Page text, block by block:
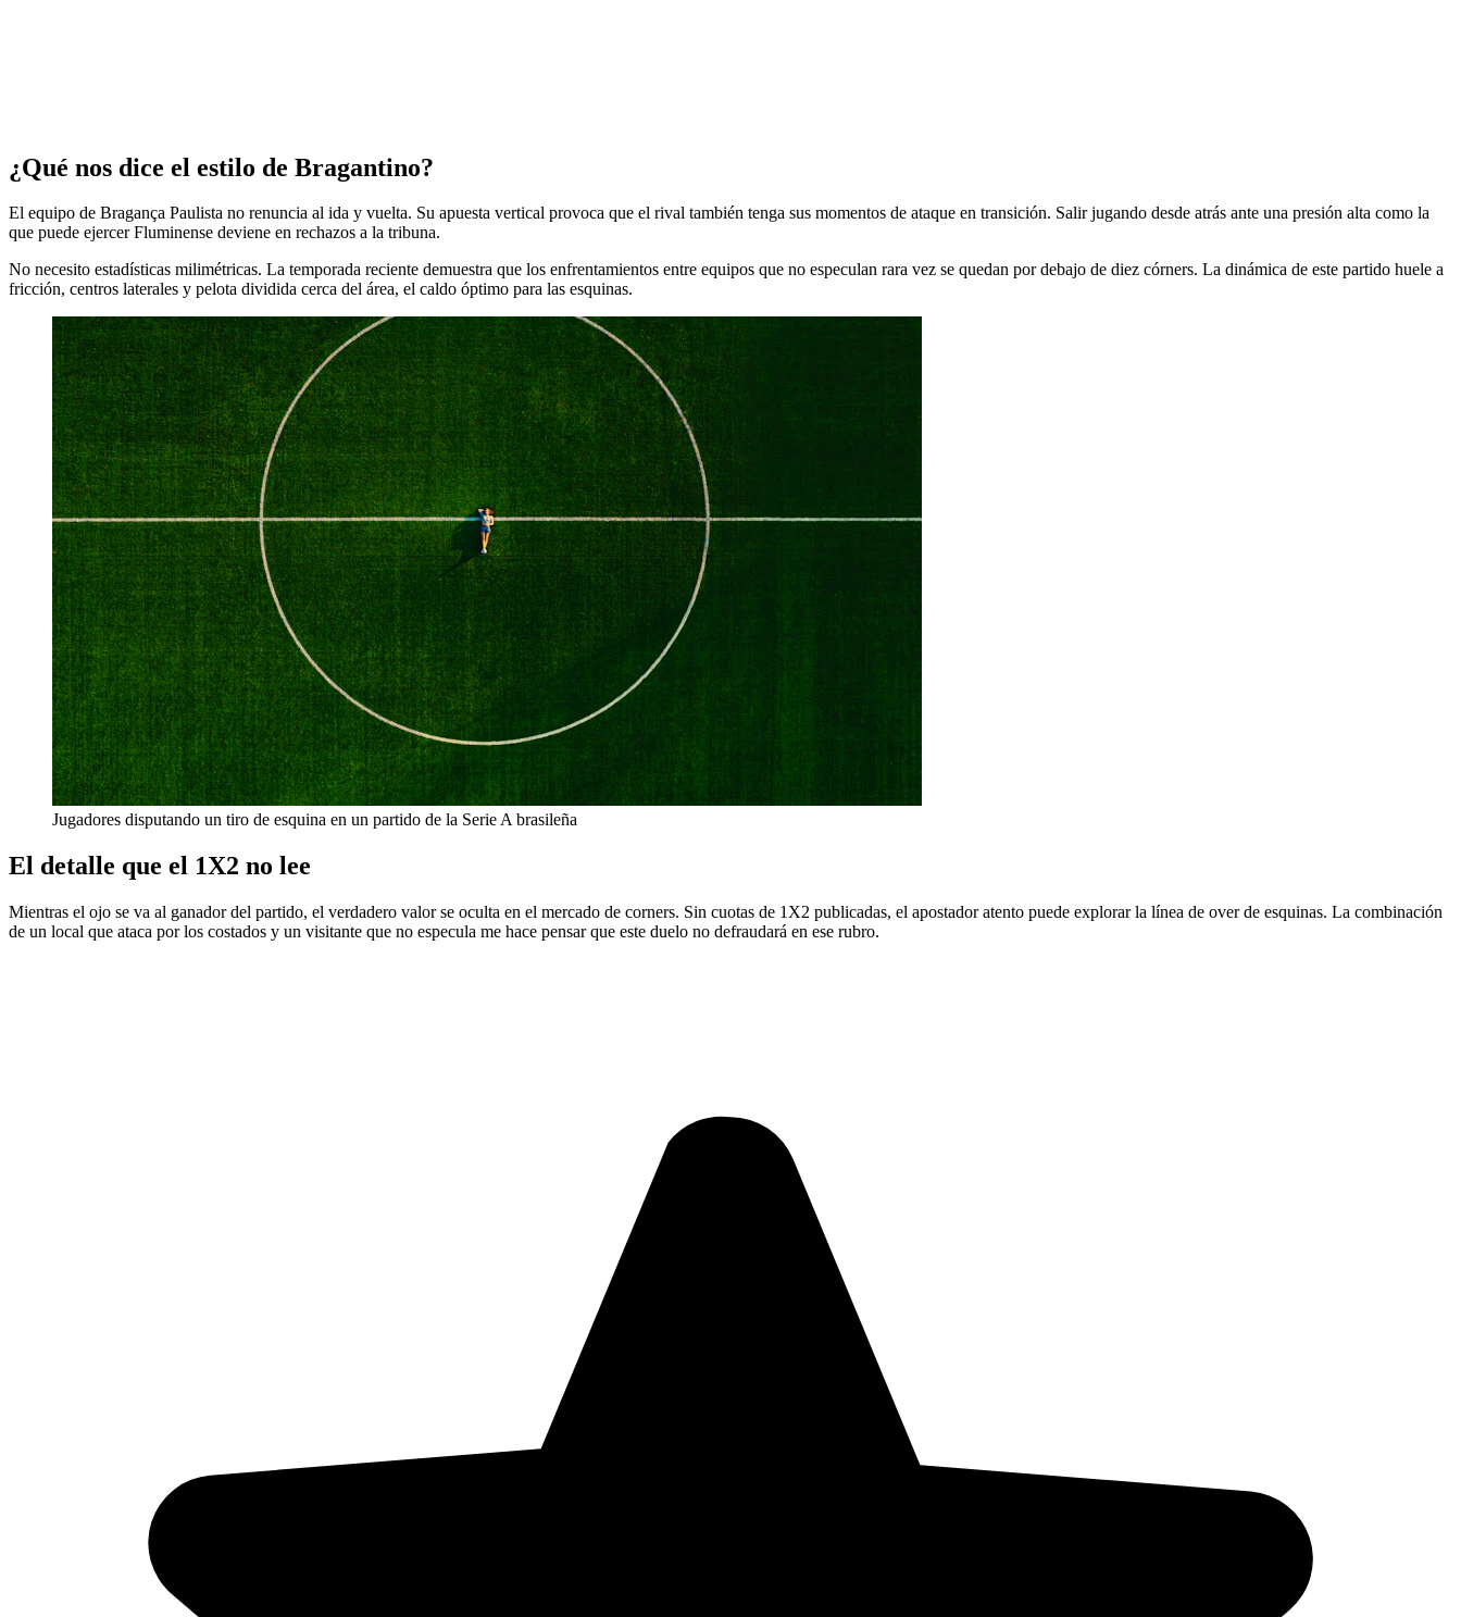
¿Qué nos dice el estilo de Bragantino?
El equipo de Bragança Paulista no renuncia al ida y vuelta. Su apuesta vertical provoca que el rival también tenga sus momentos de ataque en transición. Salir jugando desde atrás ante una presión alta como la
que puede ejercer Fluminense deviene en rechazos a la tribuna.
No necesito estadísticas milimétricas. La temporada reciente demuestra que los enfrentamientos entre equipos que no especulan rara vez se quedan por debajo de diez córners. La dinámica de este partido huele a
fricción, centros laterales y pelota dividida cerca del área, el caldo óptimo para las esquinas.
Jugadores disputando un tiro de esquina en un partido de la Serie A brasileña
El detalle que el 1X2 no lee
Mientras el ojo se va al ganador del partido, el verdadero valor se oculta en el mercado de corners. Sin cuotas de 1X2 publicadas, el apostador atento puede explorar la línea de over de esquinas. La combinación
de un local que ataca por los costados y un visitante que no especula me hace pensar que este duelo no defraudará en ese rubro.